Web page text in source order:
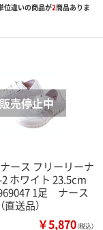
位違いの商品が2商品ありま
ース フリーリーナ
ホワイト 23.5cm
1足 ナース
直送品）
￥5,870（税込）